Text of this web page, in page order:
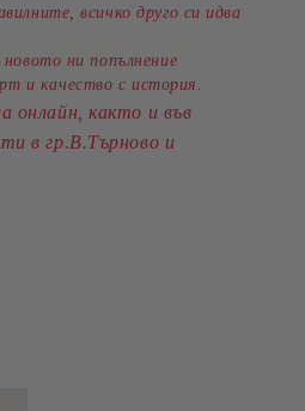
всичко друго си идва
ни попълнение
и качество с история.
онлайн, както и във
в гр.В.Търново и